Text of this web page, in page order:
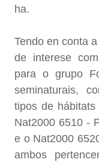
ha.
Tendo en conta
de interese
para o grupo
seminaturais,
tipos de
Nat2000 6510 -
e o Nat2000
ambos